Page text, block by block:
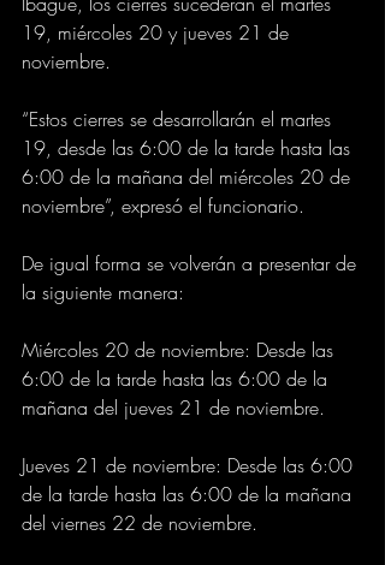
19, miércoles 20 y jueves 21 de
noviembre.
“Estos cierres se desarrollarán el martes
19, desde las 6:00 de la tarde hasta las
6:00 de la mañana del miércoles 20 de
noviembre”, expresó el funcionario.
De igual forma se volverán a presentar de
la siguiente manera:
Miércoles 20 de noviembre: Desde las
6:00 de la tarde hasta las 6:00 de la
mañana del jueves 21 de noviembre.
Jueves 21 de noviembre: Desde las 6:00
de la tarde hasta las 6:00 de la mañana
del viernes 22 de noviembre.